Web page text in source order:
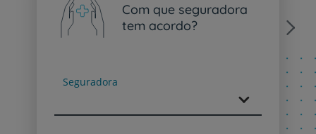
Com que seguradora
tem acordo?
Seguradora
Next